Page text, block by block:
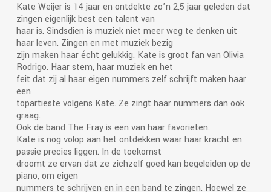
Kate Weijer is 14 jaar en ontdekte zo’n 2,5 jaar geleden dat
zingen eigenlijk best een talent van
haar is. Sindsdien is muziek niet meer weg te denken uit
haar leven. Zingen en met muziek bezig
zijn maken haar écht gelukkig. Kate is groot fan van Olivia
Rodrigo. Haar stem, haar muziek en het
feit dat zij al haar eigen nummers zelf schrijft maken haar
een
topartieste volgens Kate. Ze zingt haar nummers dan ook
graag.
Ook de band The Fray is een van haar favorieten.
Kate is nog volop aan het ontdekken waar haar kracht en
passie precies liggen. In de toekomst
droomt ze ervan dat ze zichzelf goed kan begeleiden op de
piano, om eigen
nummers te schrijven en in een band te zingen. Hoewel ze